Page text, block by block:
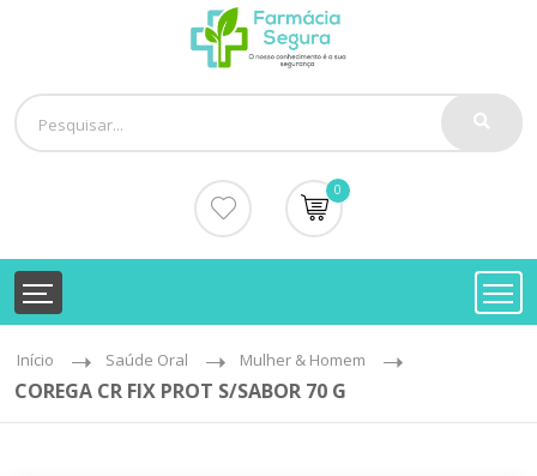
0
Início Saúde Oral Mulher & Homem
COREGA CR FIX PROT S/SABOR 70 G